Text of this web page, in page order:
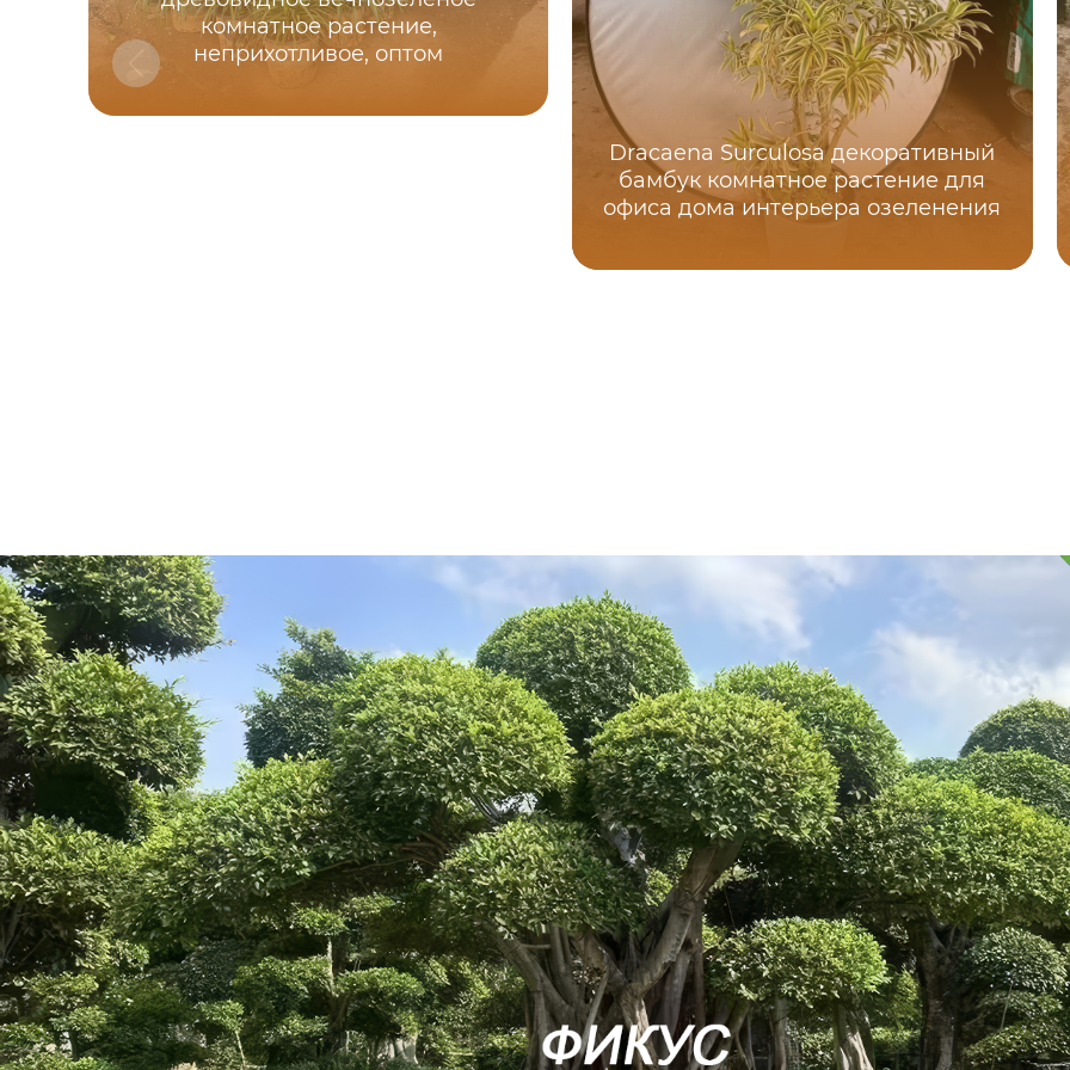
комнатное растение,
неприхотливое, оптом
Dracaena Surculosa декоративный
бамбук комнатное растение для
офиса дома интерьера озеленения